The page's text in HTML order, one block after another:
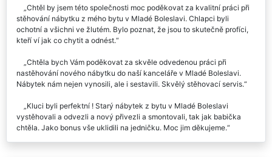
Chtěl by jsem této společnosti moc poděkovat za kvalitní práci při
stěhování nábytku z mého bytu v Mladé Boleslavi. Chlapci byli
ochotní a všichni ve žlutém. Bylo poznat, že jsou to skutečně profíci,
kteří ví jak co chytit a odnést.
Chtěla bych Vám poděkovat za skvěle odvedenou práci při
nastěhování nového nábytku do naší kanceláře v Mladé Boleslavi.
Nábytek nám nejen vynosili, ale i sestavili. Skvělý stěhovací servis.
Kluci byli perfektní ! Starý nábytek z bytu v Mladé Boleslavi
vystěhovali a odvezli a nový přivezli a smontovali, tak jak babička
chtěla. Jako bonus vše uklidili na jedničku. Moc jim děkujeme.